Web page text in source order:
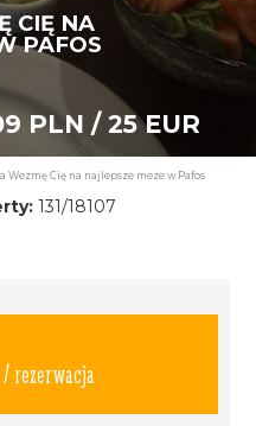
CIĘ NA
PAFOS
PLN / 25 EUR
Wezmę Cię na najlepsze meze w Pafos
131/18107
rezerwacja